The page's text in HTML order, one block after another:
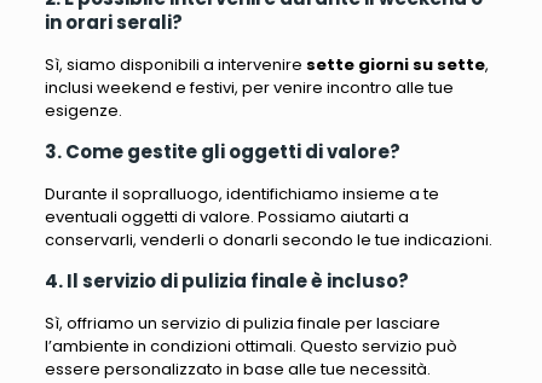
in orari serali?
Sì, siamo disponibili a intervenire sette giorni su sette,
inclusi weekend e festivi, per venire incontro alle tue
esigenze.
3. Come gestite gli oggetti di valore?
Durante il sopralluogo, identifichiamo insieme a te
eventuali oggetti di valore. Possiamo aiutarti a
conservarli, venderli o donarli secondo le tue indicazioni.
4. Il servizio di pulizia finale è incluso?
Sì, offriamo un servizio di pulizia finale per lasciare
l’ambiente in condizioni ottimali. Questo servizio può
essere personalizzato in base alle tue necessità.